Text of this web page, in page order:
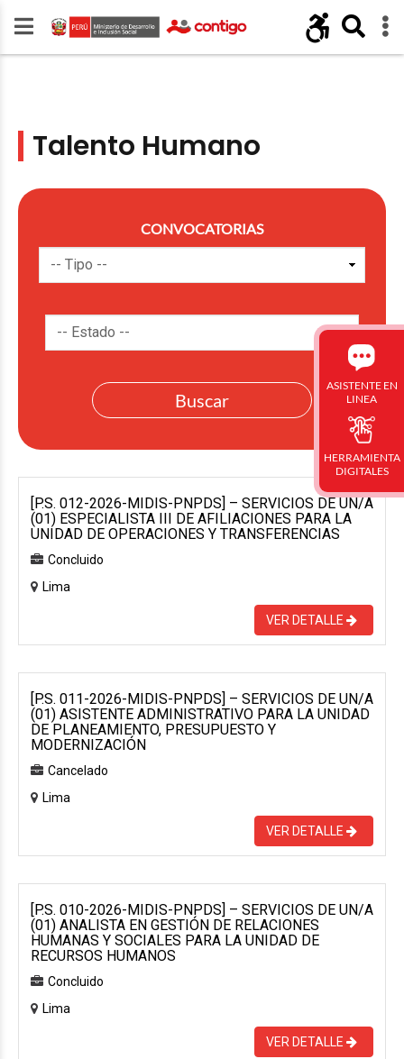
Talento Humano
CONVOCATORIAS
[P.S. 012-2026-MIDIS-PNPDS] – SERVICIOS DE UN/A
(01) ESPECIALISTA III DE AFILIACIONES PARA LA
UNIDAD DE OPERACIONES Y TRANSFERENCIAS
Concluido
Lima
VER DETALLE
[P.S. 011-2026-MIDIS-PNPDS] – SERVICIOS DE UN/A
(01) ASISTENTE ADMINISTRATIVO PARA LA UNIDAD
DE PLANEAMIENTO, PRESUPUESTO Y
MODERNIZACIÓN
Cancelado
Lima
VER DETALLE
[P.S. 010-2026-MIDIS-PNPDS] – SERVICIOS DE UN/A
(01) ANALISTA EN GESTIÓN DE RELACIONES
HUMANAS Y SOCIALES PARA LA UNIDAD DE
RECURSOS HUMANOS
Concluido
Lima
VER DETALLE
ASISTENTE EN
LINEA
HERRAMIENTA
DIGITALES